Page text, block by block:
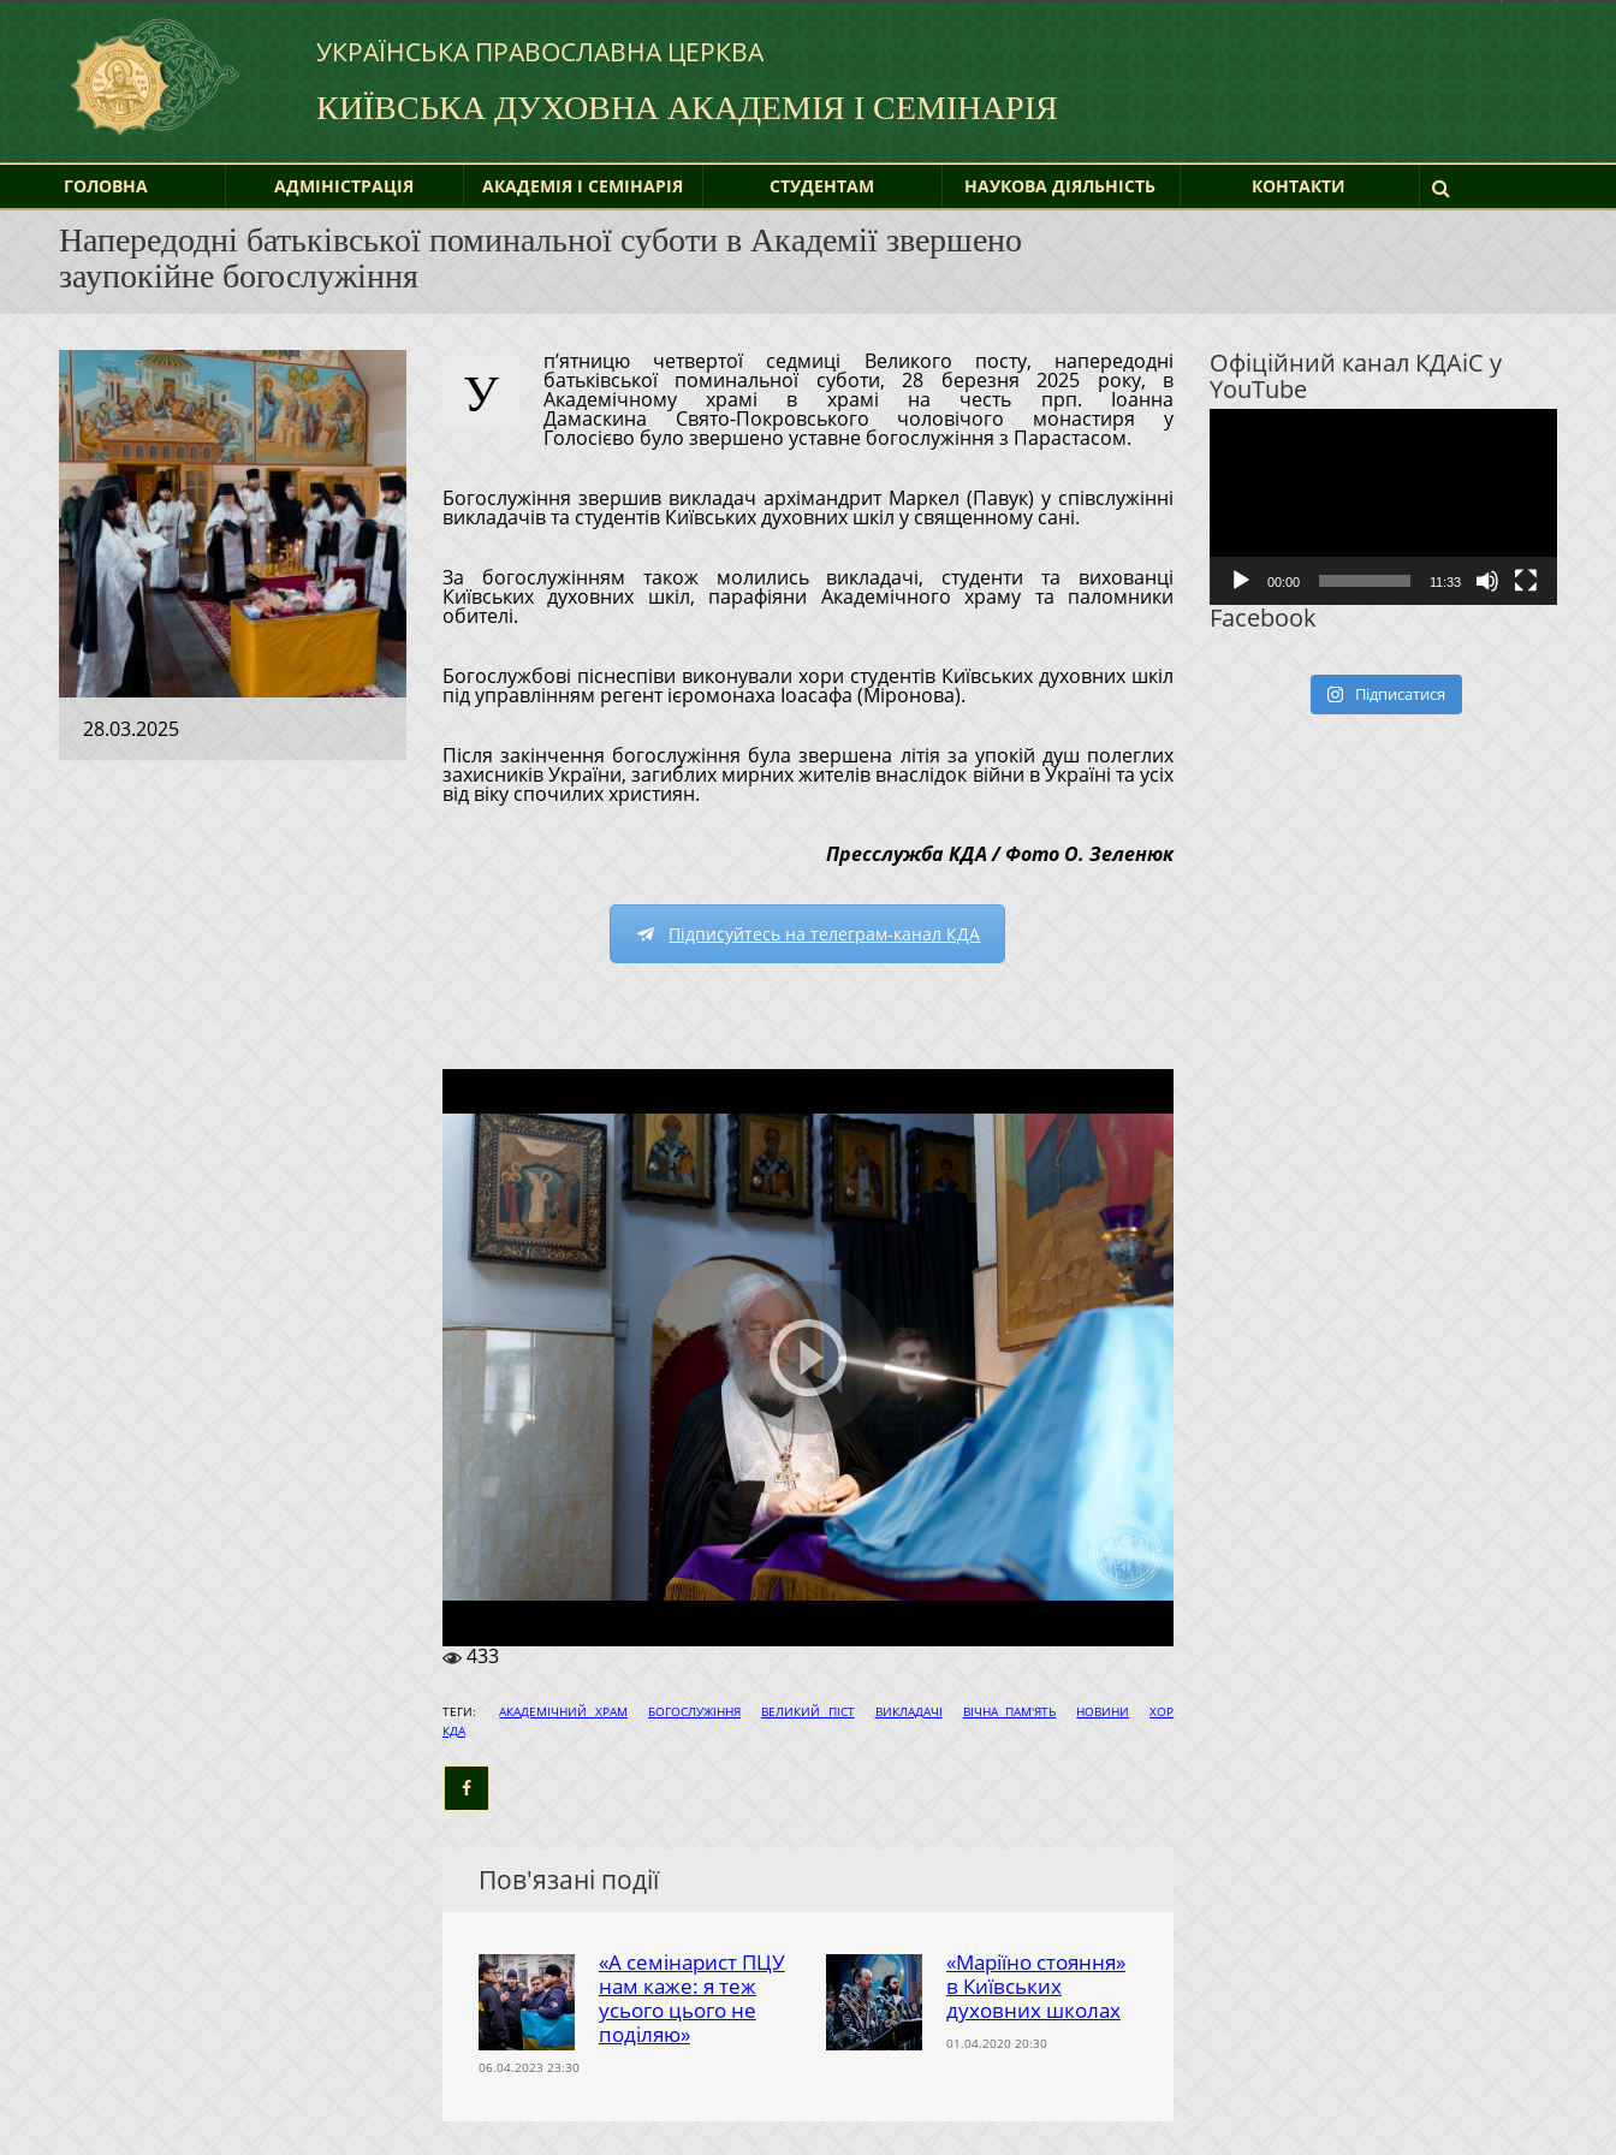
УКРАЇНСЬКА ПРАВОСЛАВНА ЦЕРКВА
КИЇВСЬКА ДУХОВНА АКАДЕМІЯ І СЕМІНАРІЯ
ГОЛОВНА АДМІНІСТРАЦІЯ АКАДЕМІЯ І СЕМІНАРІЯ СТУДЕНТАМ НАУКОВА ДІЯЛЬНІСТЬ КОНТАКТИ
Напередодні батьківської поминальної суботи в Академії звершено
заупокійне богослужіння
28.03.2025
У
п’ятницю четвертої седмиці Великого посту, напередодні
батьківської поминальної суботи, 28 березня 2025 року, в Академічному храмі в храмі на честь прп. Іоанна
Дамаскина Свято-Покровського чоловічого монастиря у
Голосієво було звершено уставне богослужіння з Парастасом.
Богослужіння звершив викладач архімандрит Маркел (Павук) у співслужінні
викладачів та студентів Київських духовних шкіл у священному сані.
За богослужінням також молились викладачі, студенти та вихованці
Київських духовних шкіл, парафіяни Академічного храму та паломники
обителі.
Богослужбові піснеспіви виконували хори студентів Київських духовних шкіл
під управлінням регент ієромонаха Іоасафа (Міронова).
Після закінчення богослужіння була звершена літія за упокій душ полеглих
захисників України, загиблих мирних жителів внаслідок війни в Україні та усіх
від віку спочилих християн.
Пресслужба КДА / Фото О. Зеленюк
Підписуйтесь на телеграм-канал КДА
433
ТЕГИ:АКАДЕМІЧНИЙ ХРАМ БОГОСЛУЖІННЯ ВЕЛИКИЙ ПІСТ ВИКЛАДАЧІ ВІЧНА ПАМ'ЯТЬ НОВИНИ
ХОР
КДА
Пов'язані події
«А семінарист ПЦУ
нам каже: я теж
усього цього не
поділяю»
06.04.2023 23:30
«Маріїно стояння»
в Київських
духовних школах
01.04.2020 20:30
Офіційний канал КДАіС у
YouTube
Відеопрогравач
00:00 11:33
Facebook
Підписатися